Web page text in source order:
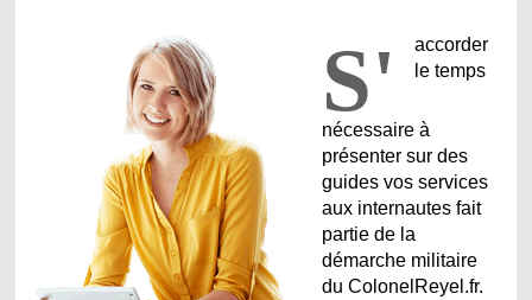
S'
accorder
le temps
nécessaire à
présenter sur des
guides vos services
aux internautes fait
partie de la
démarche militaire
du ColonelReyel.fr.